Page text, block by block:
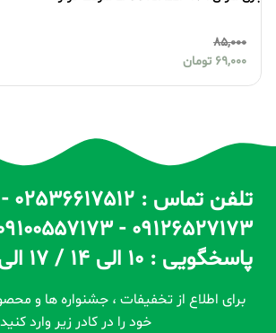
85,000
69,000 تومان
تلفن تماس : 02536617512 -
پاسخگویی : 10 الی 14 / 17 الی 22
برای اطلاع از تخفیفات ، جشنواره ها و
خود را در کادر زیر وارد کنید